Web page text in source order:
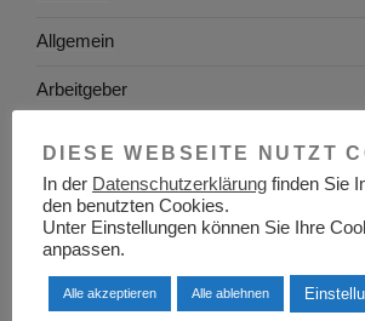
Allgemein
Arbeitgeber
Arbeitsrecht
Arbeitswelt
Arbeitszeugnis
DIESE WEBSEITE NUTZT
In der Datenschutzerklärung finden Sie
den benutzten Cookies.
Unter Einstellungen können Sie Ihre
anpassen.
Alle akzeptieren Alle ablehnen